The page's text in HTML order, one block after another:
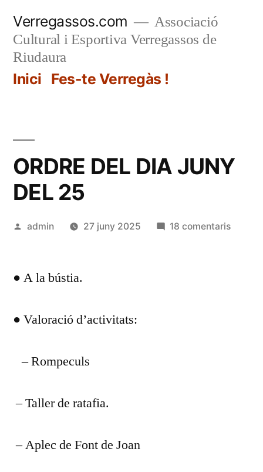
contingut
Verregassos.com
Associació
Cultural i Esportiva Verregassos de
Riudaura
Inici Fes-te Verregàs !
ORDRE DEL DIA JUNY
DEL 25
Publicat
admin 27 juny 2025 18 comentarisa
● A la bústia.
● Valoració d’activitats:
– Rompeculs
– Taller de ratafia.
– Aplec de Font de Joan